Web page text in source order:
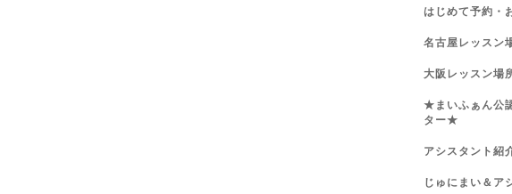
はじめて予約・
名古屋レッスン
大阪レッスン場
★まいふぁん公
ター★
アシスタント紹
じゅにまい＆ア